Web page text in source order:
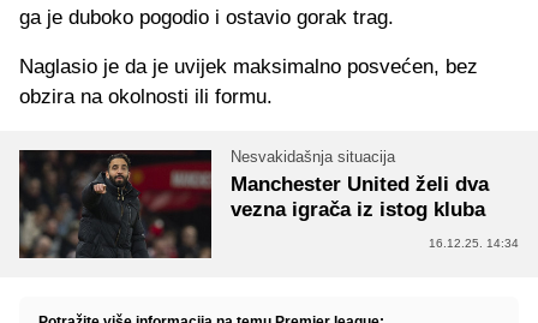
ga je duboko pogodio i ostavio gorak trag.
Naglasio je da je uvijek maksimalno posvećen, bez
obzira na okolnosti ili formu.
Nesvakidašnja situacija
Manchester United želi dva
vezna igrača iz istog kluba
16.12.25. 14:34